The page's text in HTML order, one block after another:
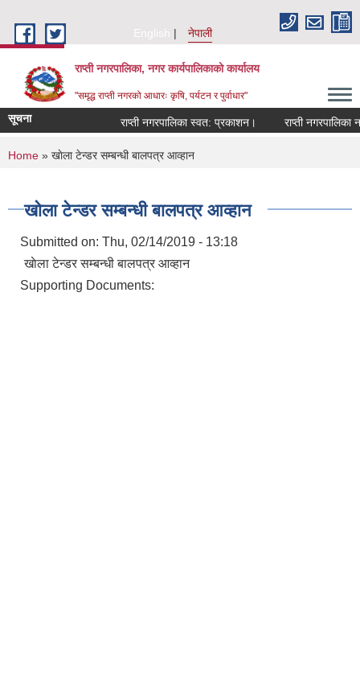
English
नेपाली
राप्ती नगरपालिका, नगर कार्यपालिकाको कार्यालय
"समृद्ध राप्ती नगरको आधारः कृषि, पर्यटन र पुर्वाधार"
सूचना राप्ती नगरपालिका स्वत: प्रकाशन। राप्ती नगरपालिका
You are here
Home » खाेला टेन्डर सम्बन्धी बालपत्र आव्हान
खाेला टेन्डर सम्बन्धी बालपत्र आव्हान
Submitted on: Thu, 02/14/2019 - 13:18
खाेला टेन्डर सम्बन्धी बालपत्र आव्हान
Supporting Documents: